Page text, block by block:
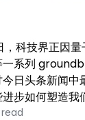
科技界正因量
一系列
日头条新闻中
步如何塑造我
read